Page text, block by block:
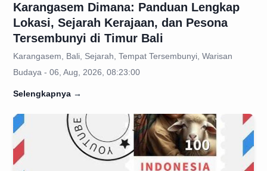
Karangasem Dimana: Panduan Lengkap
Lokasi, Sejarah Kerajaan, dan Pesona
Tersembunyi di Timur Bali
Karangasem, Bali, Sejarah, Tempat Tersembunyi, Warisan
Budaya - 06, Aug, 2026, 08:23:00
Selengkapnya →